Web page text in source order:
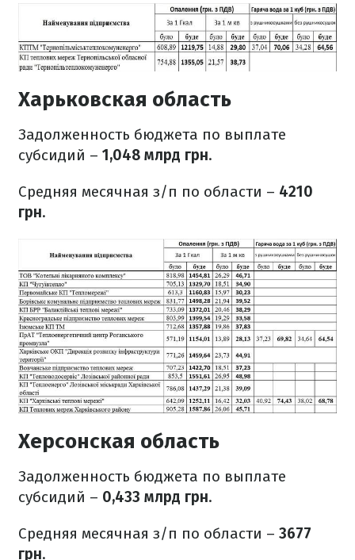
Харьковская область
Задолженность бюджета по выплате
субсидий – 1,048 млрд грн.
Средняя месячная з/п по области – 4210
грн.
Херсонская область
Задолженность бюджета по выплате
субсидий – 0,433 млрд грн.
Средняя месячная з/п по области – 3677
грн.